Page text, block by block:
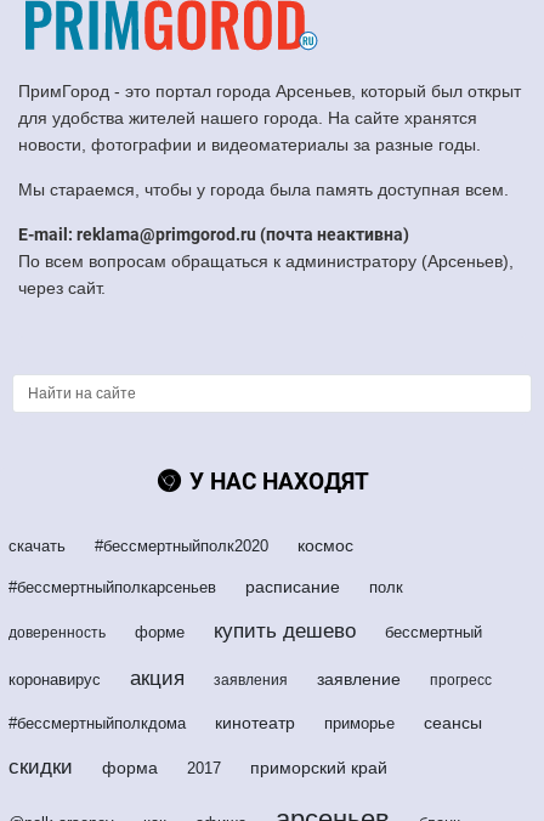
ПримГород - это портал города Арсеньев, который был открыт
для удобства жителей нашего города. На сайте хранятся
новости, фотографии и видеоматериалы за разные годы.
Мы стараемся, чтобы у города была память доступная всем.
E-mail: reklama@primgorod.ru (почта неактивна)
По всем вопросам обращаться к администратору (Арсеньев),
через сайт.
У НАС НАХОДЯТ
скачать #бессмертныйполк2020 космос
#бессмертныйполкарсеньев расписание полк
доверенность форме купить дешево бессмертный
коронавирус акция заявления заявление прогресс
#бессмертныйполкдома кинотеатр приморье сеансы
скидки форма 2017 приморский край